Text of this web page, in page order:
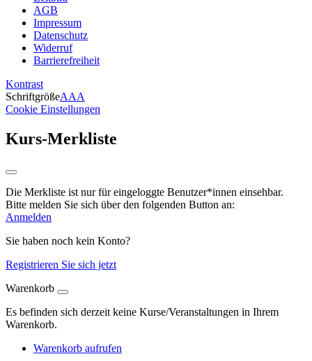
AGB
Impressum
Datenschutz
Widerruf
Barrierefreiheit
Kontrast
SchriftgrößeAAA
Cookie Einstellungen
Kurs-Merkliste
Die Merkliste ist nur für eingeloggte Benutzer*innen einsehbar.
Bitte melden Sie sich über den folgenden Button an:
Anmelden
Sie haben noch kein Konto?
Registrieren Sie sich jetzt
Warenkorb
Es befinden sich derzeit keine Kurse/Veranstaltungen in Ihrem
Warenkorb.
Warenkorb aufrufen